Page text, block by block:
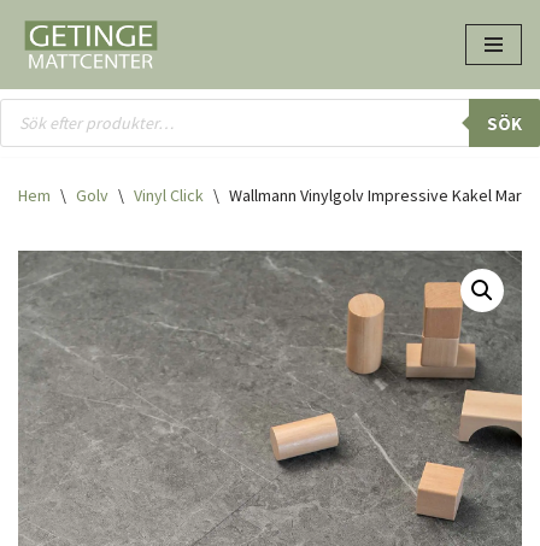
Hoppa
till
innehåll
SÖK
Hem \ Golv \ Vinyl Click \ Wallmann Vinylgolv Impressive Kakel